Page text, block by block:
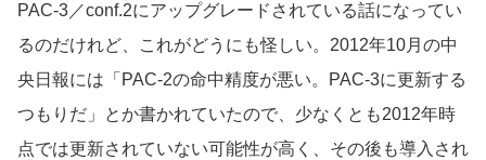
PAC-3／conf.2にアップグレードされている話になってい
るのだけれど、これがどうにも怪しい。2012年10月の中
央日報には「PAC-2の命中精度が悪い。PAC-3に更新する
つもりだ」とか書かれていたので、少なくとも2012年時
点では更新されていない可能性が高く、その後も導入され